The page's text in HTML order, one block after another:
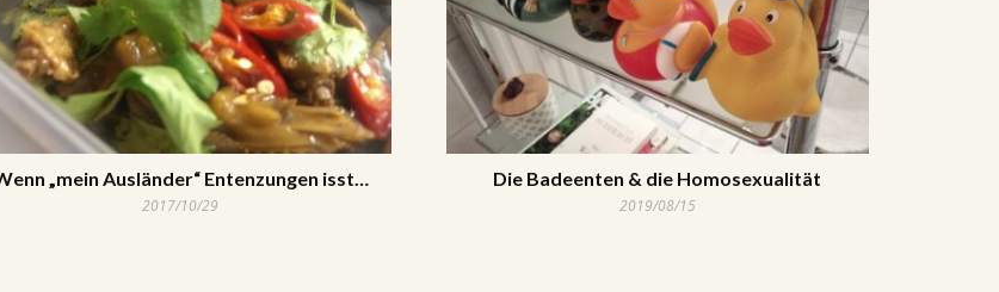
„mein Ausländer“ Entenzungen isst…
2017/10/29
Die Badeenten & die Homosexualität
2019/08/15